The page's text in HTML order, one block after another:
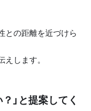
との距離を近づけら
します。
」と提案してく